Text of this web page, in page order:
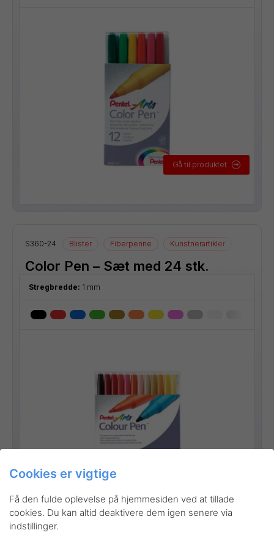
Gå til produktet
S360-24 Blister Fiberpenne Kunstnerartikler
Color Pen – Sæt med 24 stk.
Stregbredde: 1 mm
Cookies er vigtige
Få den fulde oplevelse på hjemmesiden ved at tillade
cookies. Du kan altid deaktivere dem igen senere via
indstillinger.